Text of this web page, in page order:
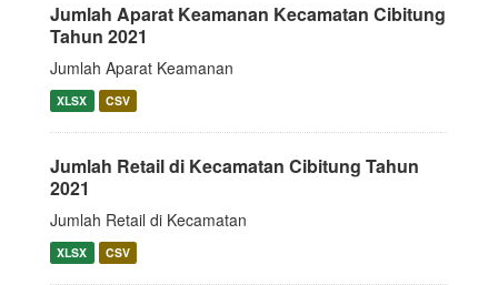
Jumlah Aparat Keamanan Kecamatan Cibitung
Tahun 2021
Jumlah Aparat Keamanan
XLSX CSV
Jumlah Retail di Kecamatan Cibitung Tahun
2021
Jumlah Retail di Kecamatan
XLSX CSV